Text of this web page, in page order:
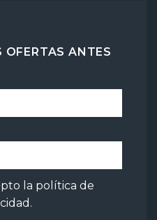
OFERTAS ANTES
la política de
.